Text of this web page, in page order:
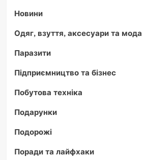
Новини
Одяг, взуття, аксесуари та мода
Паразити
Підприємництво та бізнес
Побутова техніка
Подарунки
Подорожі
Поради та лайфхаки